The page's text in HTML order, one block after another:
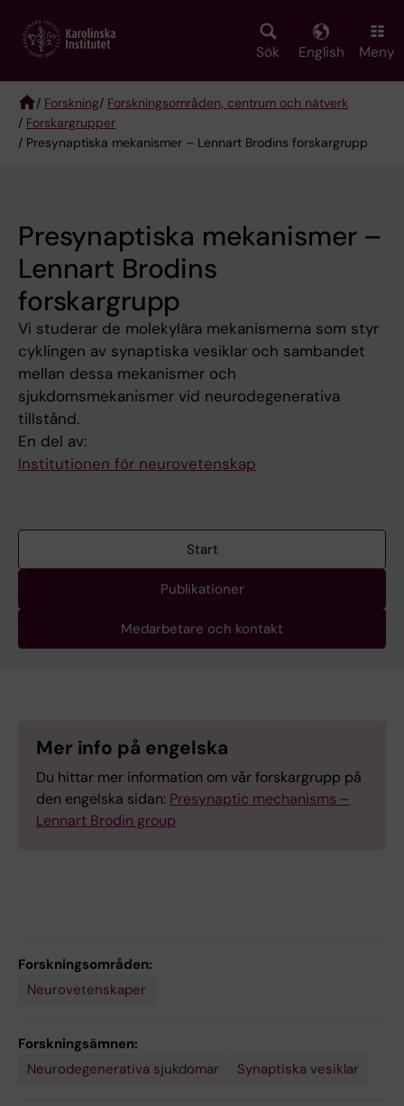
main
Sök English Meny
Breadcrumb
/ Forskning/ Forskningsområden, centrum och nätverk
/ Forskargrupper
/ Presynaptiska mekanismer – Lennart Brodins forskargrupp
Presynaptiska mekanismer –
Lennart Brodins
forskargrupp
Vi studerar de molekylära mekanismerna som styr
cyklingen av synaptiska vesiklar och sambandet
mellan dessa mekanismer och
sjukdomsmekanismer vid neurodegenerativa
tillstånd.
En del av:
Institutionen för neurovetenskap
Start
Publikationer
Medarbetare och kontakt
Mer info på engelska
Du hittar mer information om vår forskargrupp på
den engelska sidan: Presynaptic mechanisms –
Lennart Brodin group
Forskningsområden:
Neurovetenskaper
Forskningsämnen:
Neurodegenerativa sjukdomar
Synaptiska vesiklar